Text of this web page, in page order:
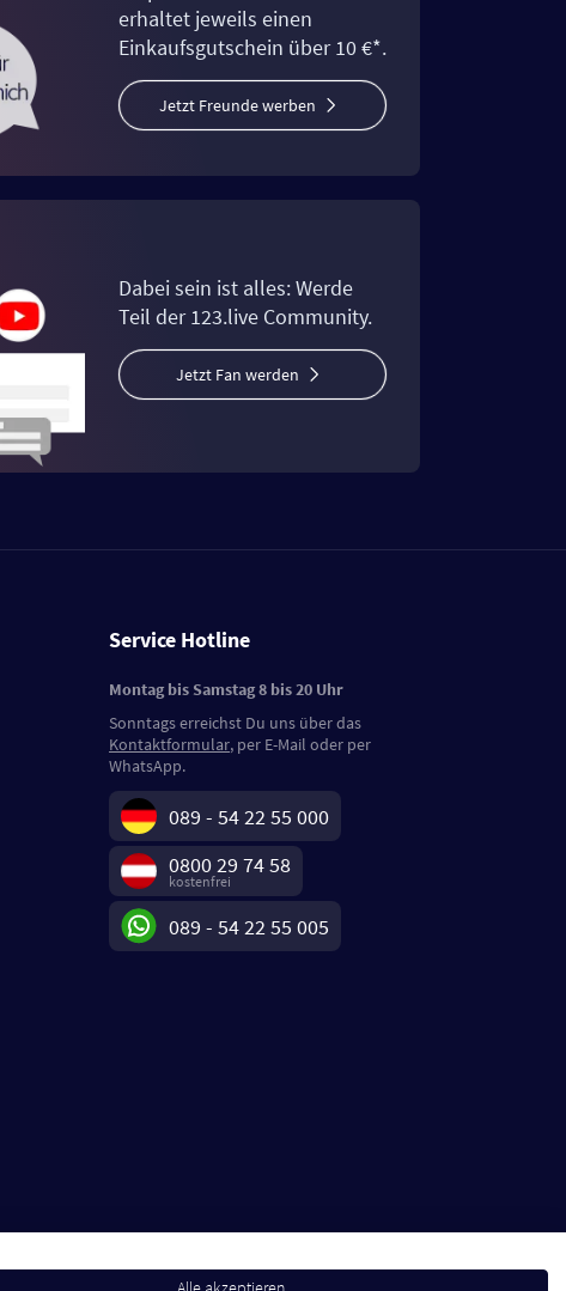
erhaltet jeweils einen
Einkaufsgutschein über 10 €*.
Jetzt Freunde werben
Dabei sein ist alles: Werde
Teil der 123.live Community.
Jetzt Fan werden
Service Hotline
Montag bis Samstag 8 bis 20 Uhr
Sonntags erreichst Du uns über das
Kontaktformular, per E-Mail oder per
WhatsApp.
089 - 54 22 55 000
0800 29 74 58
kostenfrei
089 - 54 22 55 005